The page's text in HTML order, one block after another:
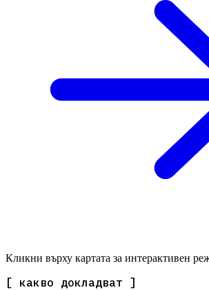
Кликни върху картата за интерактивен
[ какво докладват ]